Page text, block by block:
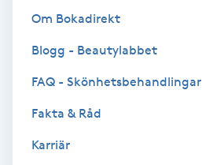
Gellack med förstärkning
Gravidyoga
Om Bokadirekt
Blogg - Beautylabbet
FAQ - Skönhetsbehandlingar
Fakta & Råd
Karriär